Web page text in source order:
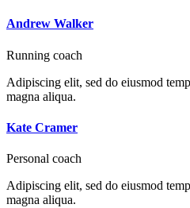
Andrew Walker
Running coach
Adipiscing elit, sed do eiusmod
magna aliqua.
Kate Cramer
Personal coach
Adipiscing elit, sed do eiusmod
magna aliqua.